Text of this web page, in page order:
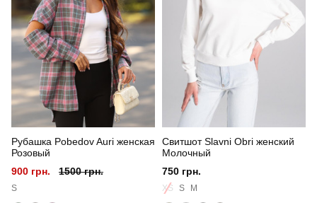
Стиль повсякденний
Сезон осінь
Склад тканини 100% поліестер
Країна - виробник
Рубашка Pobedov Auri женская
Розовый
900 грн.
1500 грн.
S
Свитшот Slavni Obri женский
Молочный
750 грн.
XS S M